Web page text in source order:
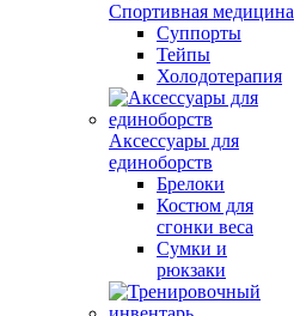
Спортивная медицина
Суппорты
Тейпы
Холодотерапия
Аксессуары для
единоборств
Брелоки
Костюм для
сгонки веса
Сумки и
рюкзаки